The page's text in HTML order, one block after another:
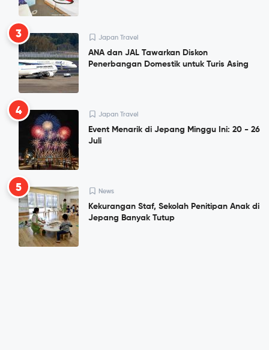
3 Japan Travel
ANA dan JAL Tawarkan Diskon
Penerbangan Domestik untuk Turis Asing
4 Japan Travel
Event Menarik di Jepang Minggu Ini: 20 - 26
Juli
5 News
Kekurangan Staf, Sekolah Penitipan Anak di
Jepang Banyak Tutup